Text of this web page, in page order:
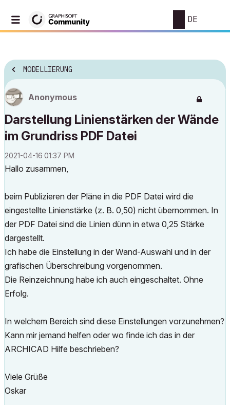
DE
MODELLIERUNG
Anonymous
Darstellung Linienstärken der Wände
im Grundriss PDF Datei
‎2021-04-16 01:37 PM
Hallo zusammen,
beim Publizieren der Pläne in die PDF Datei wird die
eingestellte Linienstärke (z. B. 0,50) nicht übernommen. In
der PDF Datei sind die Linien dünn in etwa 0,25 Stärke
dargestellt.
Ich habe die Einstellung in der Wand-Auswahl und in der
grafischen Überschreibung vorgenommen.
Die Reinzeichnung habe ich auch eingeschaltet. Ohne
Erfolg.
In welchem Bereich sind diese Einstellungen vorzunehmen?
Kann mir jemand helfen oder wo finde ich das in der
ARCHICAD Hilfe beschrieben?
Viele Grüße
Oskar